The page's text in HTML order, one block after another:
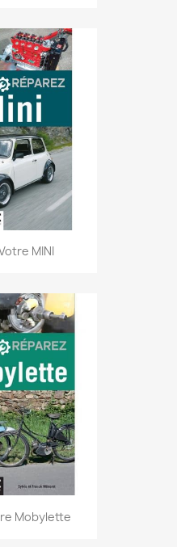
MINI
Mobylette